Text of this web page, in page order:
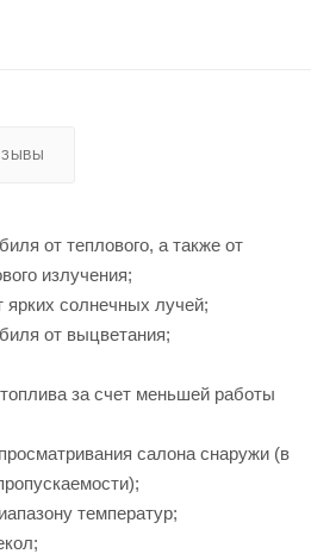
от теплового, а также от
излучения;
солнечных лучей;
от выцветания;
за счет меньшей работы
салона снаружи (в
температур;